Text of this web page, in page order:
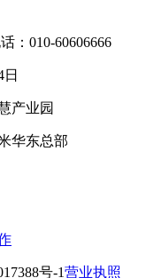
：010-60606666
产业园
华东总部
号-1营业执照